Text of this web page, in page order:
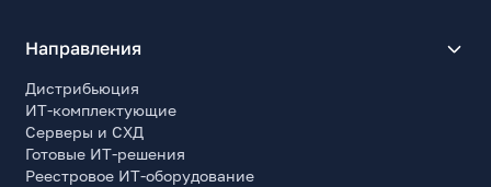
Направления
Дистрибьюция
ИТ-комплектующие
Серверы и СХД
Готовые ИТ-решения
Реестровое ИТ-оборудование